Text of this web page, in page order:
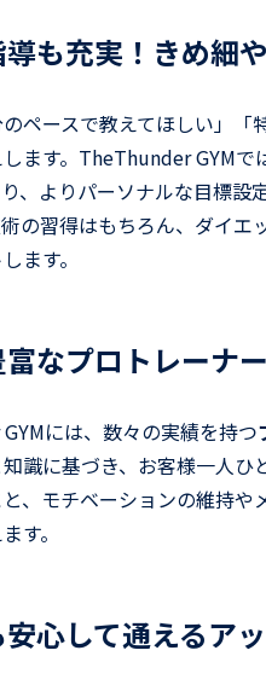
も充実！きめ細
のペースで教えてほしい」
ます。TheThunder GYMで
、よりパーソナルな目標
の習得はもちろん、ダイ
ます。
なプロトレーナ
には、数々の実績を持つ
識に基づき、お客様一人
、モチベーションの維持
す。
心して通えるア